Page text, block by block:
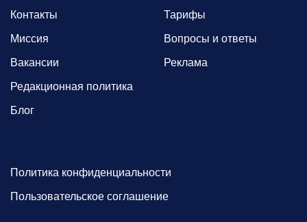
Контакты
Миссия
Вакансии
Редакционная политика
Блог
Тарифы
Вопросы и ответы
Реклама
Политика конфиденциальности
Пользовательское соглашение